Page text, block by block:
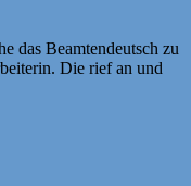
das Beamtendeutsch zu
Die rief an und